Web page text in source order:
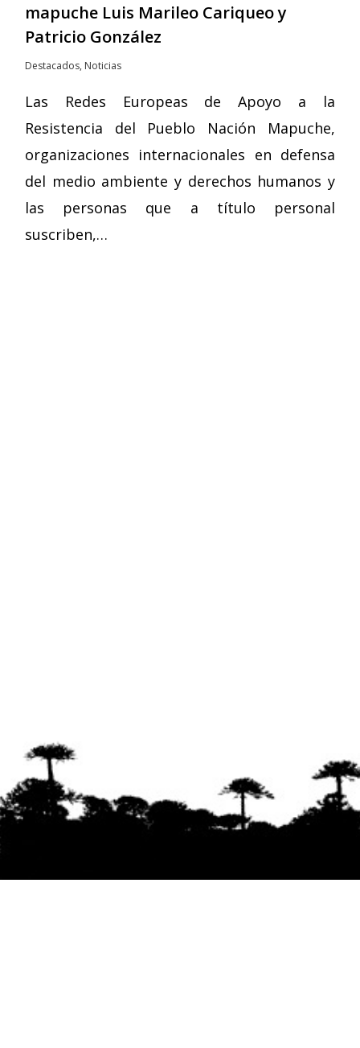
mapuche Luis Marileo Cariqueo y
Patricio González
Destacados, Noticias
Las Redes Europeas de Apoyo a la
Resistencia del Pueblo Nación Mapuche,
organizaciones internacionales en defensa
del medio ambiente y derechos humanos y
las personas que a título personal
suscriben,…